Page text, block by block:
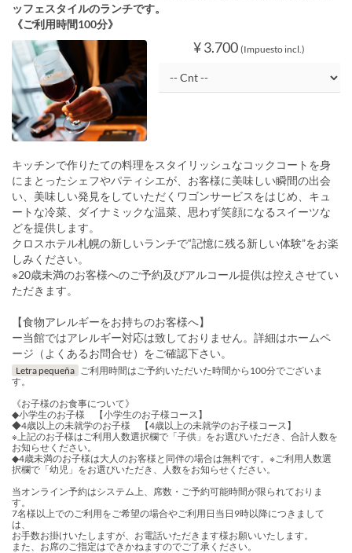
ッフェスタイルのランチです。
《ご利用時間100分》
¥ 3.700 (Impuesto incl.)
キッチンで作りたての料理をスタイリッシュなコックコートを身
にまとったシェフやパティシエが、お客様に美味しい瞬間の出会
い、美味しい発見をしていただくワゴンサービスをはじめ、キュ
ートな冷菜、ダイナミックな温菜、思わず笑顔になるスイーツな
どを提供します。
クロスホテル札幌の新しいランチで“記憶に残る新しい体験”をお楽
しみください。
※20歳未満のお客様へのご予約及びアルコール提供は控えさせてい
ただきます。
【食物アレルギーをお持ちのお客様へ】
ー当館ではアレルギー対応は致しておりません。詳細はホームペ
ージ（よくあるお問合せ）をご確認下さい。
Letra pequeña
ご利用時間はご予約いただいた時間から100分でございま
す。
《お子様のお食事について》
◆小学生のお子様 【小学生のお子様コース】
◆4歳以上の未就学のお子様 【4歳以上の未就学のお子様コース】
※上記のお子様はご利用人数選択欄で「子供」をお選びいただき、合計人数を
お知らせください。
◆4歳未満のお子様は大人のお客様と同伴の場合は無料です。※ご利用人数選
択欄で「幼児」をお選びいただき、人数をお知らせください。
当オンライン予約はシステム上、席数・ご予約可能時間が限られておりま
す。
7名様以上でのご利用をご希望の場合やご利用日当日9時以降につきまして
は、
お手数お掛けいたしますが、お電話いただきます様お願いいたします。
また、お席のご指定はできかねますのでご了承ください。